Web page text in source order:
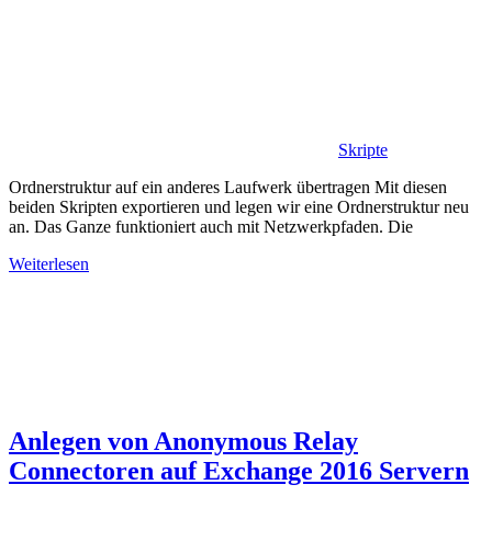
Skripte
Ordnerstruktur auf ein anderes Laufwerk übertragen Mit diesen
beiden Skripten exportieren und legen wir eine Ordnerstruktur neu
an. Das Ganze funktioniert auch mit Netzwerkpfaden. Die
Weiterlesen
Anlegen von Anonymous Relay
Connectoren auf Exchange 2016 Servern